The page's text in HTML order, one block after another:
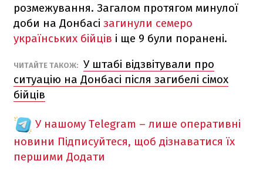
розмежування. Загалом протягом минулої
доби на Донбасі загинули семеро
українських бійців і ще 9 були поранені.
ЧИТАЙТЕ ТАКОЖ: У штабі відзвітували про
ситуацію на Донбасі після загибелі сімох
бійців
У нашому Telegram – лише оперативні
новини Підписуйтеся, щоб дізнаватися їх
першими Додати